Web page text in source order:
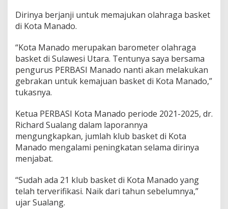
Dirinya berjanji untuk memajukan olahraga basket
di Kota Manado.
“Kota Manado merupakan barometer olahraga
basket di Sulawesi Utara. Tentunya saya bersama
pengurus PERBASI Manado nanti akan melakukan
gebrakan untuk kemajuan basket di Kota Manado,”
tukasnya.
Ketua PERBASI Kota Manado periode 2021-2025, dr.
Richard Sualang dalam laporannya
mengungkapkan, jumlah klub basket di Kota
Manado mengalami peningkatan selama dirinya
menjabat.
“Sudah ada 21 klub basket di Kota Manado yang
telah terverifikasi. Naik dari tahun sebelumnya,”
ujar Sualang.